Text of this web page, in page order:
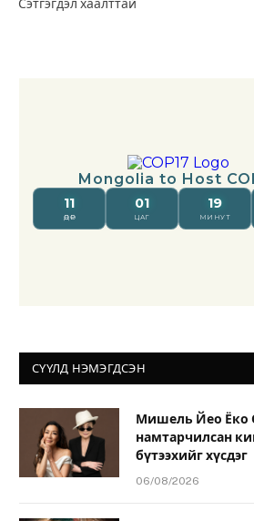
Сэтгэгдэл хаалттай
СҮҮЛД НЭМЭГДСЭН
Мишель Йео Ёко
намтарчилсан
бүтээхийг хүсдэг
06/08/2026